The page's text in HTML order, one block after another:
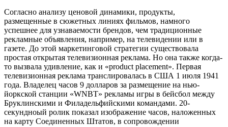
Согласно анализу ценовой динамики, продукты,
размещенные в сюжетных линиях фильмов, намного
успешнее для узнаваемости брендов, чем традиционные
рекламные объявления, например, на телевидении или в
газете. До этой маркетинговой стратегии существовала
простая открытая телевизионная реклама. Но она также когда-
то вызвала удивление, как и «product placement». Первая
телевизионная реклама транслировалась в США 1 июля 1941
года. Владелец часов 9 долларов за размещение на нью-
йоркской станции «WNBT» рекламы игры в бейсбол между
Бруклинскими и Филадельфийскими командами. 20-
секундноый ролик показал изображение часов, наложенных
на карту Соединенных Штатов, в сопровождении